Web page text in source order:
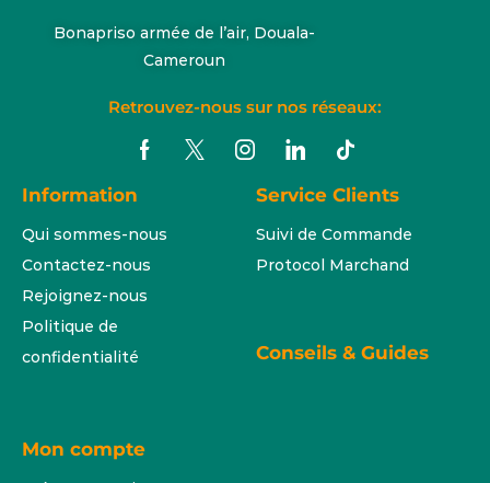
Bonapriso armée de l’air, Douala-
Cameroun
Retrouvez-nous sur nos réseaux:
Information
Qui sommes-nous
Contactez-nous
Rejoignez-nous
Politique de
confidentialité
Service Clients
Suivi de Commande
Protocol Marchand
Conseils & Guides
Mon compte